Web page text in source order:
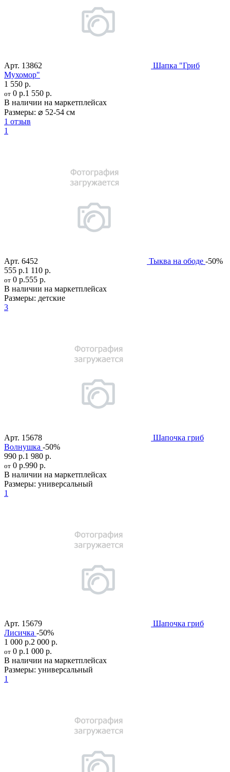
Арт. 13862
Шапка "Гриб
Мухомор"
1 550 р.
от 0 р.1 550 р.
В наличии на маркетплейсах
Размеры: ⌀ 52-54 см
1 отзыв
1
Арт. 6452 Тыква на ободе -50%
555 р.1 110 р.
от 0 р.555 р.
В наличии на маркетплейсах
Размеры: детские
3
Арт. 15678
Шапочка гриб
Волнушка -50%
990 р.1 980 р.
от 0 р.990 р.
В наличии на маркетплейсах
Размеры: универсальный
1
Арт. 15679
Шапочка гриб
Лисичка -50%
1 000 р.2 000 р.
от 0 р.1 000 р.
В наличии на маркетплейсах
Размеры: универсальный
1